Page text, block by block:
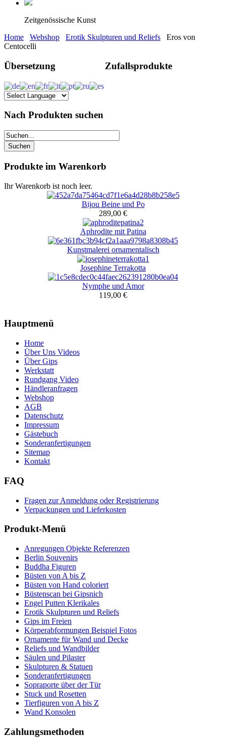
Zeitgenössische Kunst
Home
Webshop Erotik Skulpturen und Reliefs
Eros von
Centocelli
Übersetzung
Nach Produkten suchen
Produkte im Warenkorb
Ihr Warenkorb ist noch leer.
Zufallsprodukte
Bijou Beine und Po
289,00 €
Aphrodite mit Patina
Kunstmalerei ornamentalisch
Josephine Terrakotta
Nymphe und Amor
119,00 €
Hauptmenü
Home
Über Uns Videos
Über Gips
Werkstatt
Rundgang Video
Händleranfragen
Webshop
AGB
Datenschutz
Impressum
Gästebuch
Sonderanfertigungen
Sitemap
Kontakt
FAQ
Fragen zur Anmeldung oder Registrierung
Verpackungen und Lieferkosten
Produkt-Menü
Anregungen Objekte Referenzen
Berlin Souvenirs
Buddha Figuren
Büsten von A bis Z
Büsten von Hand coloriert
Büstenscan bei Gipsnich
Engel Putten Klerikales
Erotik Skulpturen und Reliefs
Gips im Freien
Körperabformungen Beispiel Fotos
Ornamente für Wand und Decke
Reliefs und Wandbilder
Säulen und Pilaster
Skulpturen & Statuen
Sonderanfertigungen
Sopraporte über der Tür
Stuck und Rosetten
Tierfiguren von A bis Z
Wand Konsolen
Zahlungsmethoden